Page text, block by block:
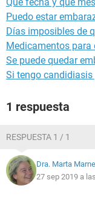
Puedo estar
Días imposibles de
Medicamentos para
Se puede quedar
Si tengo
1 respuesta
RESPUESTA 1 / 1
Dra. Marta
27 sep 2019 a